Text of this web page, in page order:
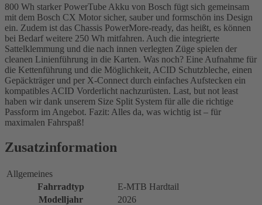
800 Wh starker PowerTube Akku von Bosch fügt sich gemeinsam
mit dem Bosch CX Motor sicher, sauber und formschön ins Design
ein. Zudem ist das Chassis PowerMore-ready, das heißt, es können
bei Bedarf weitere 250 Wh mitfahren. Auch die integrierte
Sattelklemmung und die nach innen verlegten Züge spielen der
cleanen Linienführung in die Karten. Was noch? Eine Aufnahme für
die Kettenführung und die Möglichkeit, ACID Schutzbleche, einen
Gepäckträger und per X-Connect durch einfaches Aufstecken ein
kompatibles ACID Vorderlicht nachzurüsten. Last, but not least
haben wir dank unserem Size Split System für alle die richtige
Passform im Angebot. Fazit: Alles da, was wichtig ist – für
maximalen Fahrspaß!
Zusatzinformation
Allgemeines
Fahrradtyp
E-MTB Hardtail
Modelljahr
2026